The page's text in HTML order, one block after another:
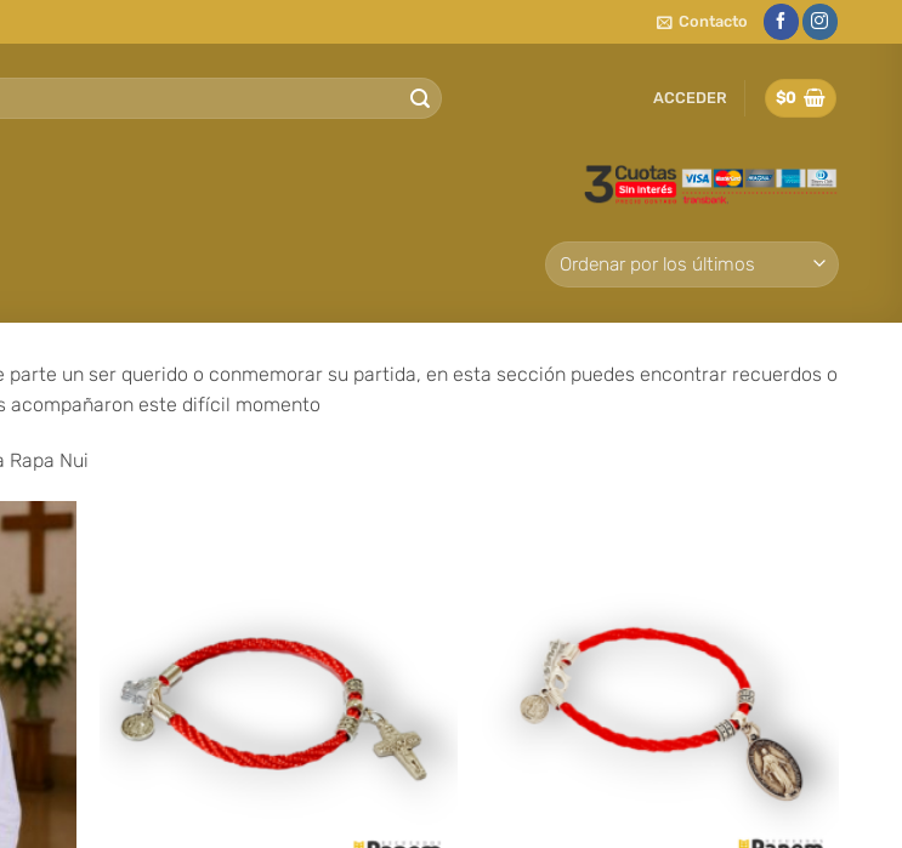
Contacto
ACCEDER $0
parte un ser querido o conmemorar su partida, en esta sección puedes encontrar recuerdos o
acompañaron este difícil momento
Rapa Nui